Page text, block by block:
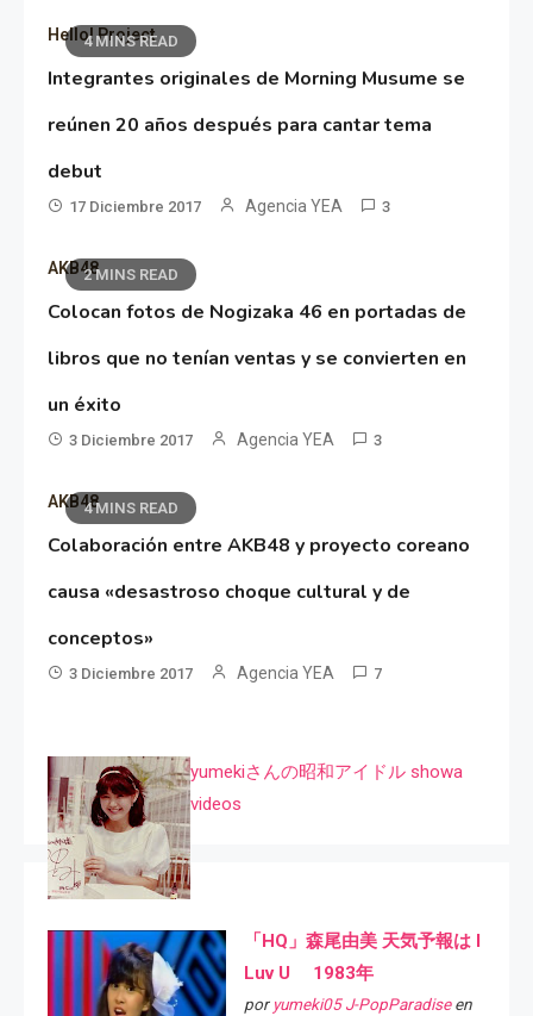
4 MINS READ
Hello! Project
Integrantes originales de Morning Musume se
reúnen 20 años después para cantar tema
debut
17 Diciembre 2017 Agencia YEA 3
2 MINS READ
AKB48
Colocan fotos de Nogizaka 46 en portadas de
libros que no tenían ventas y se convierten en
un éxito
3 Diciembre 2017 Agencia YEA 3
4 MINS READ
AKB48
Colaboración entre AKB48 y proyecto coreano
causa «desastroso choque cultural y de
conceptos»
3 Diciembre 2017 Agencia YEA 7
yumekiさんの昭和アイドル showa
videos
「HQ」森尾由美 天気予報は I
Luv U 1983年
por yumeki05 J-PopParadiseen